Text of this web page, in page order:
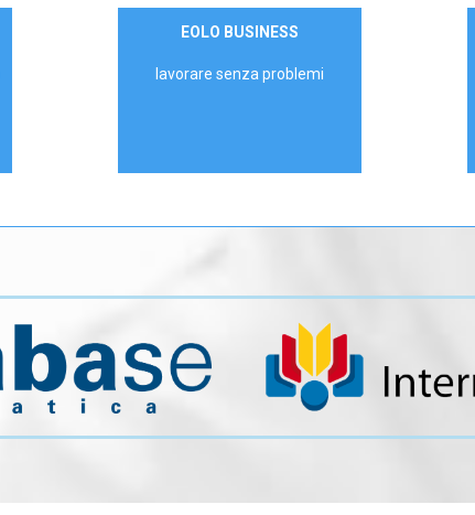
ContattaciEOLO BUSINESS
lavorare senza problemi